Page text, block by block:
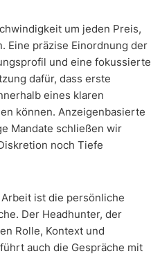
um jeden Preis,
Eine präzise Einordnung der
und eine fokussierte
dafür, dass erste
eines klaren
können. Anzeigenbasierte
Mandate schließen wir
noch Tiefe
ist die persönliche
Der Headhunter, der
Rolle, Kontext und
auch die Gespräche mit